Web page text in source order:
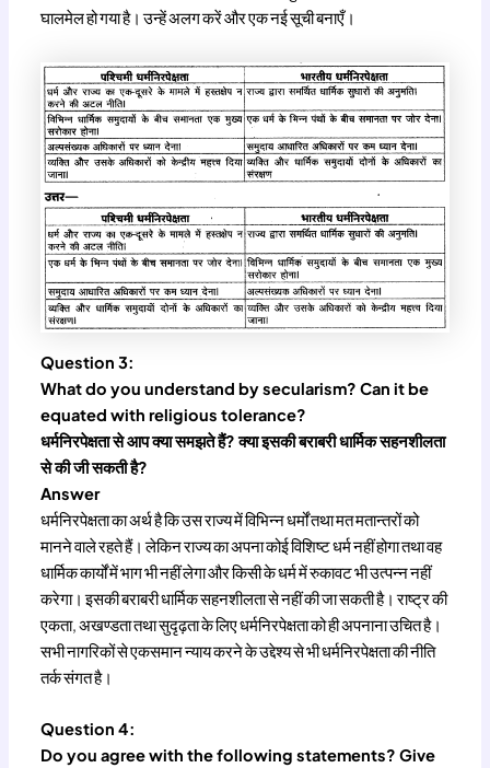
घालमेल हो गया है। उन्हें अलग करें और एक नई सूची बनाएँ।
Question 3:
What do you understand by secularism? Can it be
equated with religious tolerance?
धर्मनिरपेक्षता से आप क्या समझते हैं? क्या इसकी बराबरी धार्मिक सहनशीलता
से की जी सकती है?
Answer
धर्मनिरपेक्षता का अर्थ है कि उस राज्य में विभिन्न धर्मों तथा मत मतान्तरों को
मानने वाले रहते हैं। लेकिन राज्य का अपना कोई विशिष्ट धर्म नहीं होगा तथा वह
धार्मिक कार्यों में भाग भी नहीं लेगा और किसी के धर्म में रुकावट भी उत्पन्न नहीं
करेगा। इसकी बराबरी धार्मिक सहनशीलता से नहीं की जा सकती है। राष्ट्र की
एकता, अखण्डता तथा सुदृढ़ता के लिए धर्मनिरपेक्षता को ही अपनाना उचित है।
सभी नागरिकों से एकसमान न्याय करने के उद्देश्य से भी धर्मनिरपेक्षता की नीति
तर्क संगत है।
Question 4:
Do you agree with the following statements? Give